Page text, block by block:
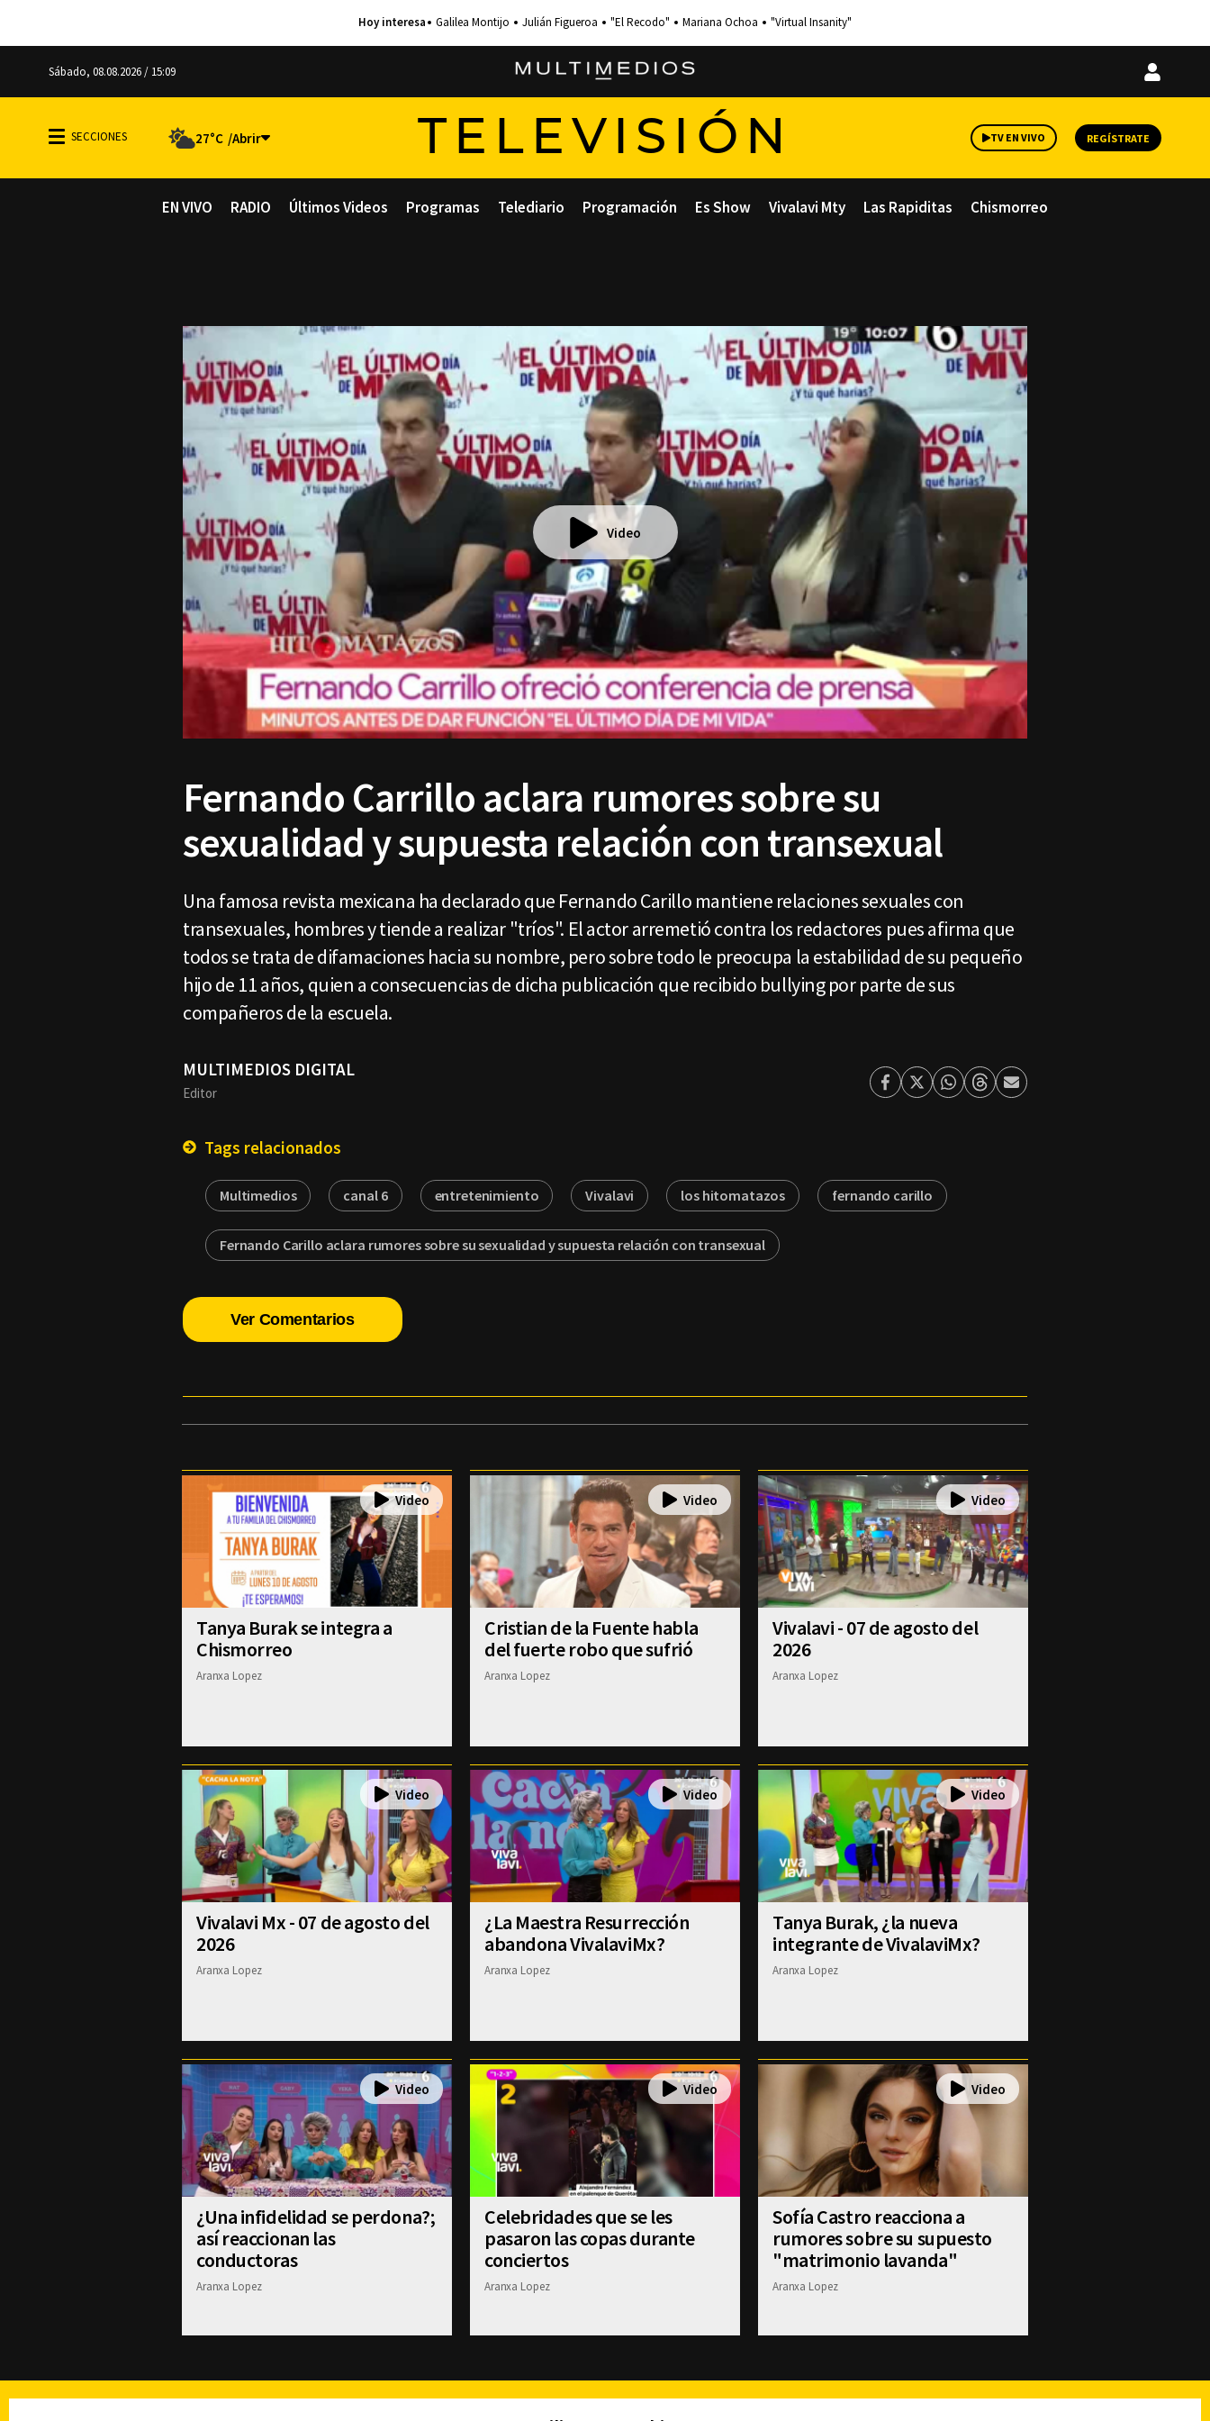
Galilea Montijo Julián Figueroa "El Recodo" Mariana Ochoa "Virtual Insanity"
Sábado, 08.08.2026 / 15:09
Iniciar
27°C TELEVISIÓN TV EN VIVO REGÍSTRATE
EN VIVO RADIO Últimos Videos Programas Telediario Programación Es Show Vivalavi Mty Las Rapiditas Chismorreo
Video
Fernando Carrillo aclara rumores sobre su
sexualidad y supuesta relación con transexual
Una famosa revista mexicana ha declarado que Fernando Carillo mantiene relaciones sexuales con
transexuales, hombres y tiende a realizar "tríos". El actor arremetió contra los redactores pues afirma que
todos se trata de difamaciones hacia su nombre, pero sobre todo le preocupa la estabilidad de su pequeño
hijo de 11 años, quien a consecuencias de dicha publicación que recibido bullying por parte de sus
compañeros de la escuela.
MULTIMEDIOS DIGITAL
Editor Facebook
TwitterWhatsapp
ThreadsEnviar
Tags relacionados
Multimedios canal 6 entretenimiento Vivalavi los hitomatazos fernando carillo
Fernando Carillo aclara rumores sobre su sexualidad y supuesta relación con transexual
Ver Comentarios
Tanya Burak se integra a
Chismorreo
Aranxa Lopez
Cristian de la Fuente habla
del fuerte robo que sufrió
Aranxa Lopez
Vivalavi - 07 de agosto del
2026
Aranxa Lopez
Vivalavi Mx - 07 de agosto del
2026
Aranxa Lopez
¿La Maestra Resurrección
abandona VivalaviMx?
Aranxa Lopez
Tanya Burak, ¿la nueva
integrante de VivalaviMx?
Aranxa Lopez
¿Una infidelidad se perdona?;
así reaccionan las
conductoras
Aranxa Lopez
Celebridades que se les
pasaron las copas durante
conciertos
Aranxa Lopez
Sofía Castro reacciona a
rumores sobre su supuesto
"matrimonio lavanda"
Aranxa Lopez